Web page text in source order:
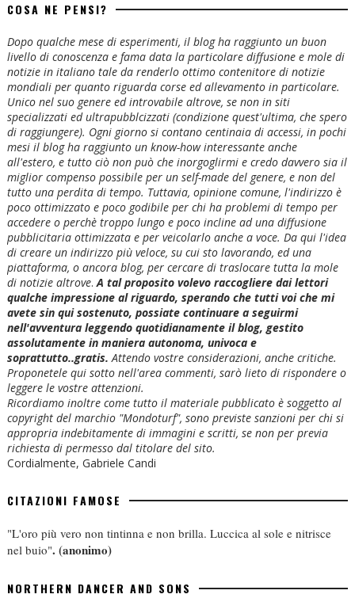
COSA NE PENSI?
Dopo qualche mese di esperimenti, il blog ha raggiunto un buon
livello di conoscenza e fama data la particolare diffusione e mole di
notizie in italiano tale da renderlo ottimo contenitore di notizie
mondiali per quanto riguarda corse ed allevamento in particolare.
Unico nel suo genere ed introvabile altrove, se non in siti
specializzati ed ultrapubblcizzati (condizione quest'ultima, che spero
di raggiungere). Ogni giorno si contano centinaia di accessi, in pochi
mesi il blog ha raggiunto un know-how interessante anche
all'estero, e tutto ciò non può che inorgoglirmi e credo davvero sia il
miglior compenso possibile per un self-made del genere, e non del
tutto una perdita di tempo. Tuttavia, opinione comune, l'indirizzo è
poco ottimizzato e poco godibile per chi ha problemi di tempo per
accedere o perchè troppo lungo e poco incline ad una diffusione
pubblicitaria ottimizzata e per veicolarlo anche a voce. Da qui l'idea
di creare un indirizzo più veloce, su cui sto lavorando, ed una
piattaforma, o ancora blog, per cercare di traslocare tutta la mole
di notizie altrove.A tal proposito volevo raccogliere dai lettori
qualche impressione al riguardo, sperando che tutti voi che mi
avete sin qui sostenuto, possiate continuare a seguirmi
nell'avventura leggendo quotidianamente il blog, gestito
assolutamente in maniera autonoma, univoca e
soprattutto..gratis. Attendo vostre considerazioni, anche critiche.
Proponetele qui sotto nell'area commenti, sarò lieto di rispondere o
leggere le vostre attenzioni.
Ricordiamo inoltre come tutto il materiale pubblicato è soggetto al
copyright del marchio "Mondoturf", sono previste sanzioni per chi si
appropria indebitamente di immagini e scritti, se non per previa
richiesta di permesso dal titolare del sito.
Cordialmente, Gabriele Candi
CITAZIONI FAMOSE
"L'oro più vero non tintinna e non brilla. Luccica al sole e nitrisce
nel buio". (anonimo)
NORTHERN DANCER AND SONS